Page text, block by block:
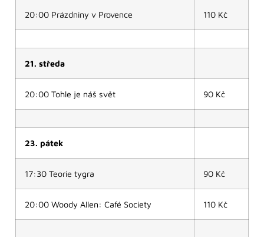
20:00 Prázdniny v Provence 110 Kč
21. středa
20:00 Tohle je náš svět 90 Kč
23. pátek
17:30 Teorie tygra 90 Kč
20:00 Woody Allen: Café Society 110 Kč